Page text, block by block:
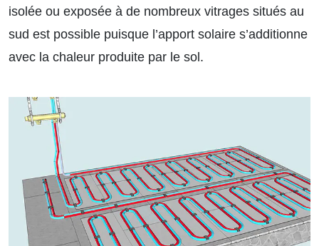
isolée ou exposée à de nombreux vitrages situés au
sud est possible puisque l’apport solaire s’additionne
avec la chaleur produite par le sol.